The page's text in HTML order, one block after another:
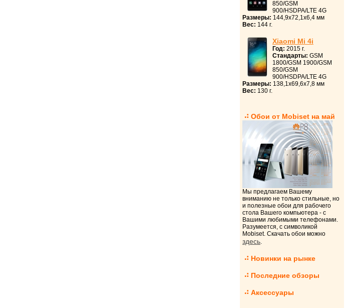
850/GSM
900/HSDPA/LTE 4G
Размеры: 144,9x72,1x6,4 мм
Вес: 144 г.
Xiaomi Mi 4i
Год: 2015 г.
Стандарты: GSM
1800/GSM 1900/GSM
850/GSM
900/HSDPA/LTE 4G
Размеры: 138,1x69,6x7,8 мм
Вес: 130 г.
Обои от Mobiset на май
Мы предлагаем Вашему
вниманию не только стильные, но
и полезные обои для рабочего
стола Вашего компьютера - с
Вашими любимыми телефонами.
Разумеется, с символикой
Mobiset. Скачать обои можно
здесь.
Новинки на рынке
Последние обзоры
Аксессуары